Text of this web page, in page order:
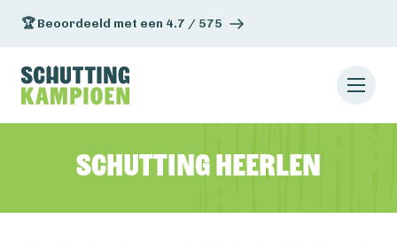
🏆 Beoordeeld met een 4.7 / 575
Schutting Heerlen